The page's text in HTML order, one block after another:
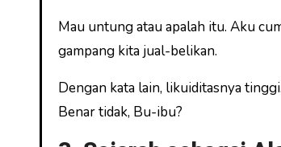
Mau untung atau apalah itu. Aku
gampang kita jual-belikan.
Dengan kata lain, likuiditasnya
Benar tidak, Bu-ibu?